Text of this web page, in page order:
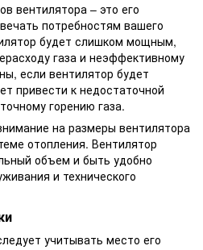
вентилятора – это его
потребностям вашего
будет слишком мощным,
газа и неэффективному
если вентилятор будет
привести к недостаточной
горению газа.
на размеры вентилятора
отопления. Вентилятор
объем и быть удобно
и технического
учитывать место его